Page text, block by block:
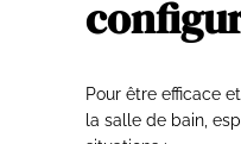
Pour être efficace
la salle de bain,